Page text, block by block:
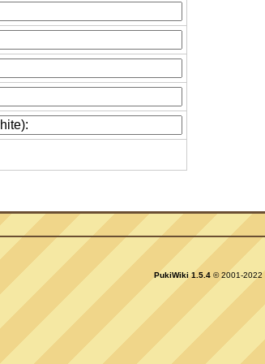
PukiWiki 1.5.4 © 2001-2022